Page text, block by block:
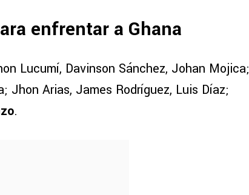
enfrentar a Ghana
Lucumí, Davinson Sánchez, Johan Mojica;
Jhon Arias, James Rodríguez, Luis Díaz;
.